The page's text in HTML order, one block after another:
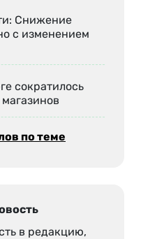
Снижение
с изменением
сократилось
по теме
в редакцию,